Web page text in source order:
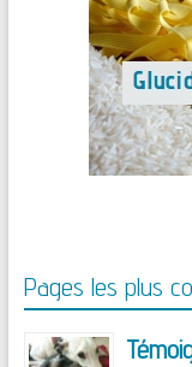
Pages les plus